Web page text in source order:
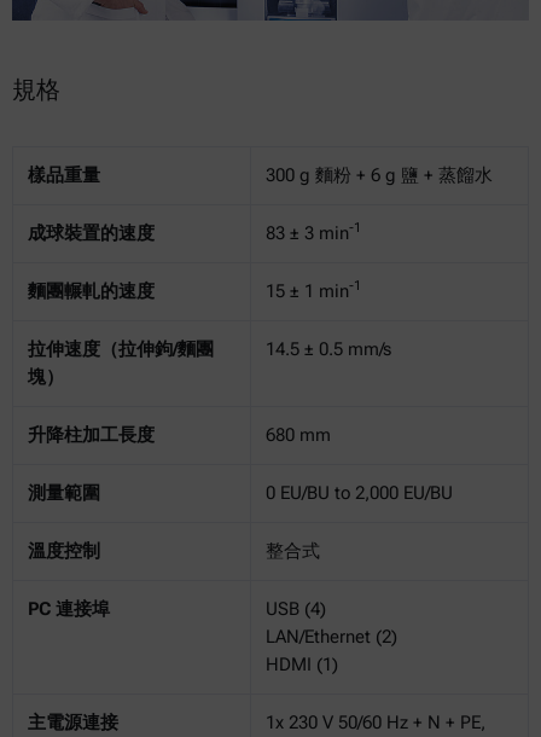
規格
樣品重量 300 g 麵粉 + 6 g 鹽 + 蒸餾水
成球裝置的速度 83 ± 3 min-1
麵團輾軋的速度 15 ± 1 min-1
拉伸速度（拉伸鉤/麵團
塊）
14.5 ± 0.5 mm/s
升降柱加工長度 680 mm
測量範圍 0 EU/BU to 2,000 EU/BU
溫度控制 整合式
PC 連接埠
USB (4)
LAN/Ethernet (2)
HDMI (1)
主電源連接
1x 230 V 50/60 Hz + N + PE,